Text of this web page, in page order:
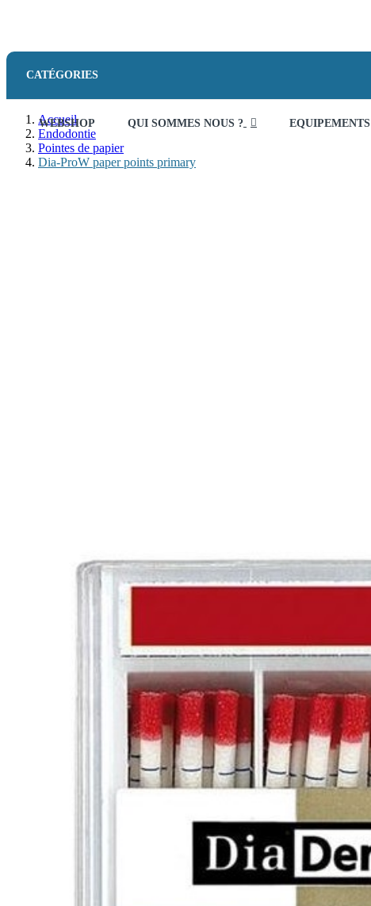
CATÉGORIES
WEBSHOP QUI SOMMES NOUS ? EQUIPEMENTS
Accueil
Endodontie
Pointes de papier
Dia-ProW paper points primary